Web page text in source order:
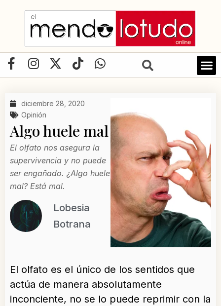
contenido
F
a
e
b
o
o
k
-
f
I
n
t
a
r
a
m
X
-
w
t
t
e
r
T
i
t
W
h
a
p
p
diciembre 28, 2020
Opinión
Algo huele mal
El olfato nos asegura la
supervivencia y no puede
ser engañado. ¿Algo huele
mal? Está mal.
Lobesia
Botrana
El olfato es el único de los sentidos que
actúa de manera absolutamente
inconciente, no se lo puede reprimir con la